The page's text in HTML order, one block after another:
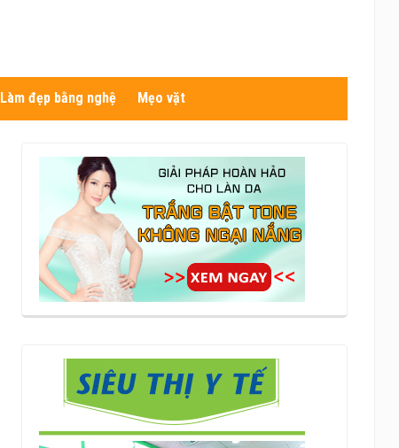
Làm đẹp bằng nghệ Mẹo vặt